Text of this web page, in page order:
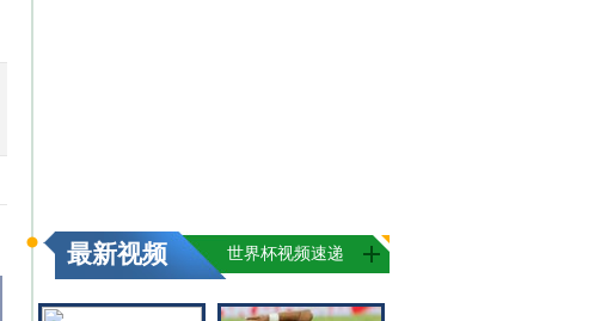
最新视频 世界杯视频速递